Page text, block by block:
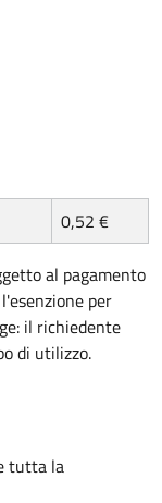
0,52 €
al pagamento
per
il richiedente
di utilizzo.
tutta la